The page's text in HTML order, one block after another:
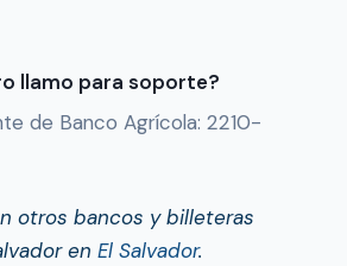
llamo para soporte?
de Banco Agrícola: 2210-
otros bancos y billeteras
en El Salvador.